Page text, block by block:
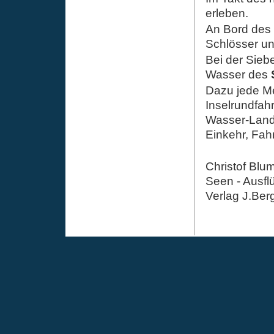
erleben.
An Bord
Schlösser
Bei der
Wasser des
Dazu jede
Wasser-
Einkehr,
Christof
Seen -
Verlag